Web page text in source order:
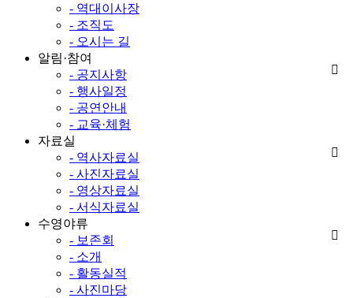
- 역대이사장
- 조직도
- 오시는 길
알림·참여
- 공지사항
- 행사일정
- 공연안내
- 교육·체험
자료실
- 역사자료실
- 사진자료실
- 영상자료실
- 서식자료실
수영야류
- 보존회
- 소개
- 활동실적
- 사진마당